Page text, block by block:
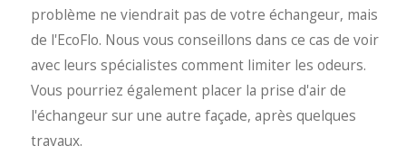
problème ne viendrait pas de votre échangeur, mais
de l'EcoFlo. Nous vous conseillons dans ce cas de voir
avec leurs spécialistes comment limiter les odeurs.
Vous pourriez également placer la prise d'air de
l'échangeur sur une autre façade, après quelques
travaux.